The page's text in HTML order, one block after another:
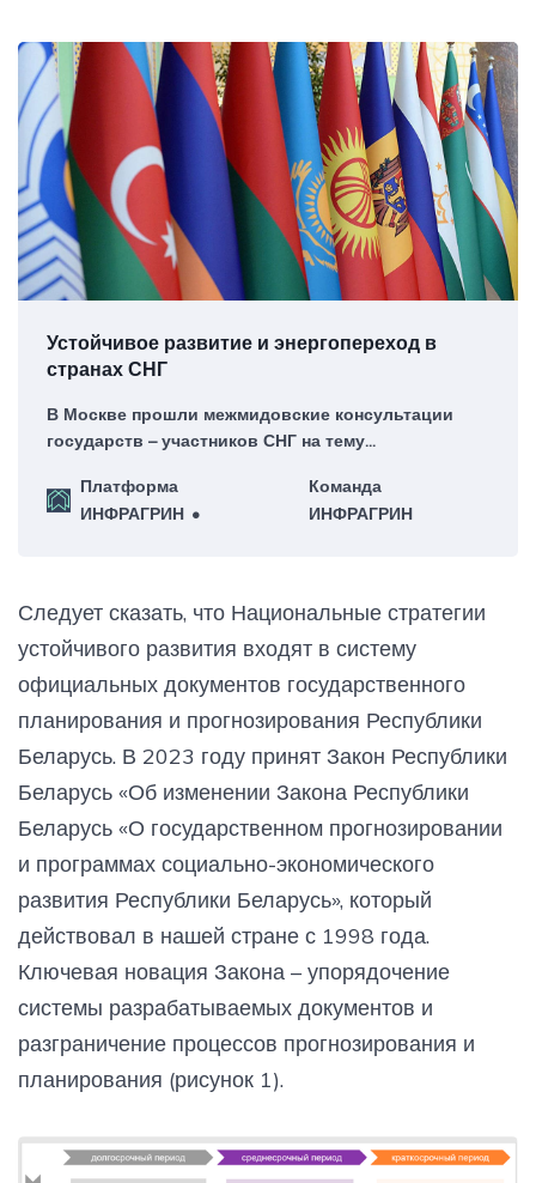
Устойчивое развитие и энергопереход в
странах СНГ
В Москве прошли межмидовские консультации
государств – участников СНГ на тему
Вопросы энергоперехода и развития
низкоуглеродной энергетики».
Платформа
ИНФРАГРИН
Команда
ИНФРАГРИН
Следует сказать, что Национальные стратегии
устойчивого развития входят в систему
официальных документов государственного
планирования и прогнозирования Республики
Беларусь. В 2023 году принят Закон Республики
Беларусь «Об изменении Закона Республики
Беларусь «О государственном прогнозировании
и программах социально-экономического
развития Республики Беларусь», который
действовал в нашей стране с 1998 года.
Ключевая новация Закона – упорядочение
системы разрабатываемых документов и
разграничение процессов прогнозирования и
планирования (рисунок 1).